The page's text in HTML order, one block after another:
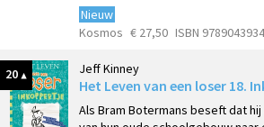
Nieuw
Kosmos € 27,50 ISBN
20 Jeff Kinney
Het Leven van een loser 18.
Als Bram Botermans beseft dat